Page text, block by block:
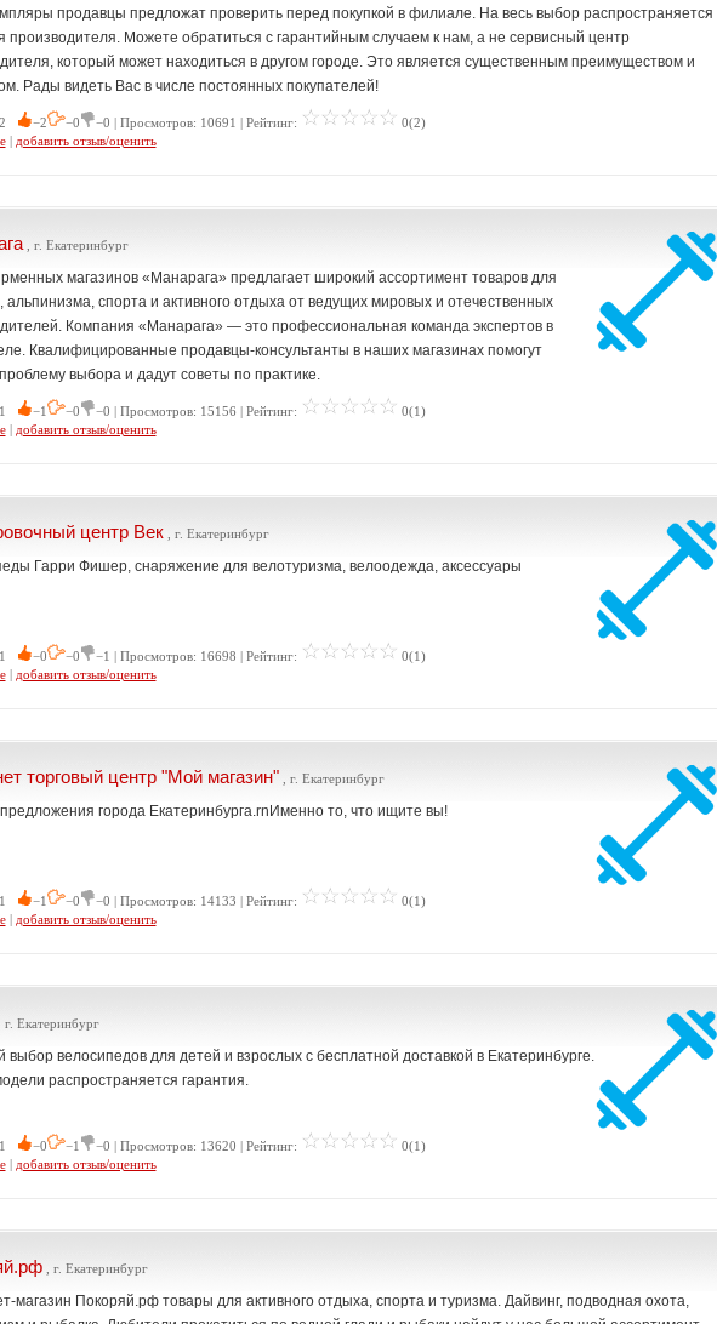
продавцы предложат проверить перед покупкой в филиале. На весь выбор распространяется
производителя. Можете обратиться с гарантийным случаем к нам, а не сервисный центр
который может находиться в другом городе. Это является существенным преимуществом и
Рады видеть Вас в числе постоянных покупателей!
−2 −0 −0 | Просмотров: 10691 | Рейтинг:
0(2)
| добавить отзыв/оценить
, г. Екатеринбург
магазинов «Манарага» предлагает широкий ассортимент товаров для
альпинизма, спорта и активного отдыха от ведущих мировых и отечественных
Компания «Манарага» — это профессиональная команда экспертов в
Квалифицированные продавцы-консультанты в наших магазинах помогут
выбора и дадут советы по практике.
−1 −0 −0 | Просмотров: 15156 | Рейтинг:
0(1)
| добавить отзыв/оценить
центр Век, г. Екатеринбург
Гарри Фишер, снаряжение для велотуризма, велоодежда, аксессуары
−0 −0 −1 | Просмотров: 16698 | Рейтинг:
0(1)
| добавить отзыв/оценить
торговый центр "Мой магазин", г. Екатеринбург
города Екатеринбурга.rnИменно то, что ищите вы!
−1 −0 −0 | Просмотров: 14133 | Рейтинг:
0(1)
| добавить отзыв/оценить
Екатеринбург
выбор велосипедов для детей и взрослых с бесплатной доставкой в Екатеринбурге.
распространяется гарантия.
−0 −1 −0 | Просмотров: 13620 | Рейтинг:
0(1)
| добавить отзыв/оценить
, г. Екатеринбург
магазин Покоряй.рф товары для активного отдыха, спорта и туризма. Дайвинг, подводная охота,